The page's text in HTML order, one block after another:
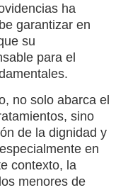
ha
garantizar en
su
para el
no solo abarca el
sino
de la dignidad y
en
contexto, la
menores de